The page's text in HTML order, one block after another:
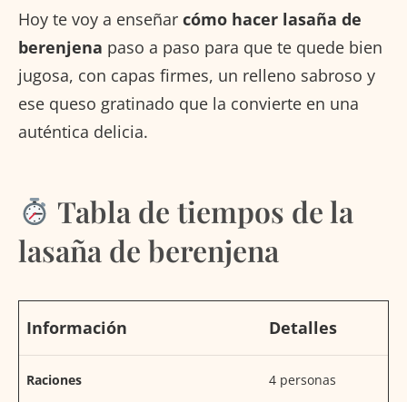
Hoy te voy a enseñar cómo hacer lasaña de
berenjena paso a paso para que te quede bien
jugosa, con capas firmes, un relleno sabroso y
ese queso gratinado que la convierte en una
auténtica delicia.
Tabla de tiempos de la
lasaña de berenjena
Información Detalles
Raciones 4 personas